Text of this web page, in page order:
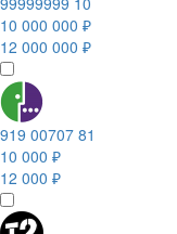
10 000 000 ₽
12 000 000 ₽
919 00707 81
10 000 ₽
12 000 ₽